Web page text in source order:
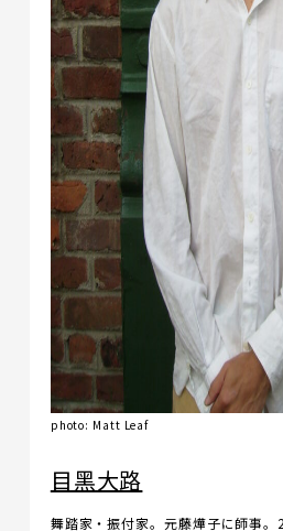
photo: Matt Leaf
目黑大路
舞踏家・振付家。元藤燁子に師事